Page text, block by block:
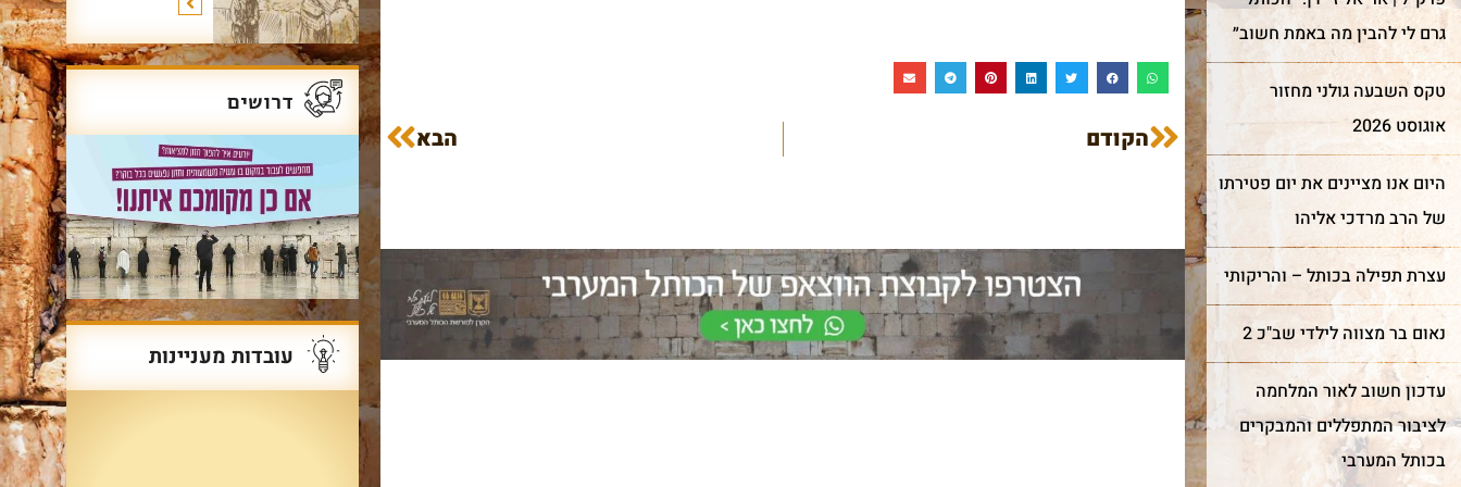
גרם לי להבין מה באמת חשוב״
טקס השבעה גולני מחזור
אוגוסט 2026
היום אנו מציינים את יום פטירתו
של הרב מרדכי אליהו
עצרת תפילה בכותל – והריקותי
נאום בר מצווה לילדי שב"כ 2
עדכון חשוב לאור המלחמה
לציבור המתפללים והמבקרים
בכותל המערבי
הקודם הבא
עוד על שרשרת הדורות
>
דרושים
עובדות מעניינות